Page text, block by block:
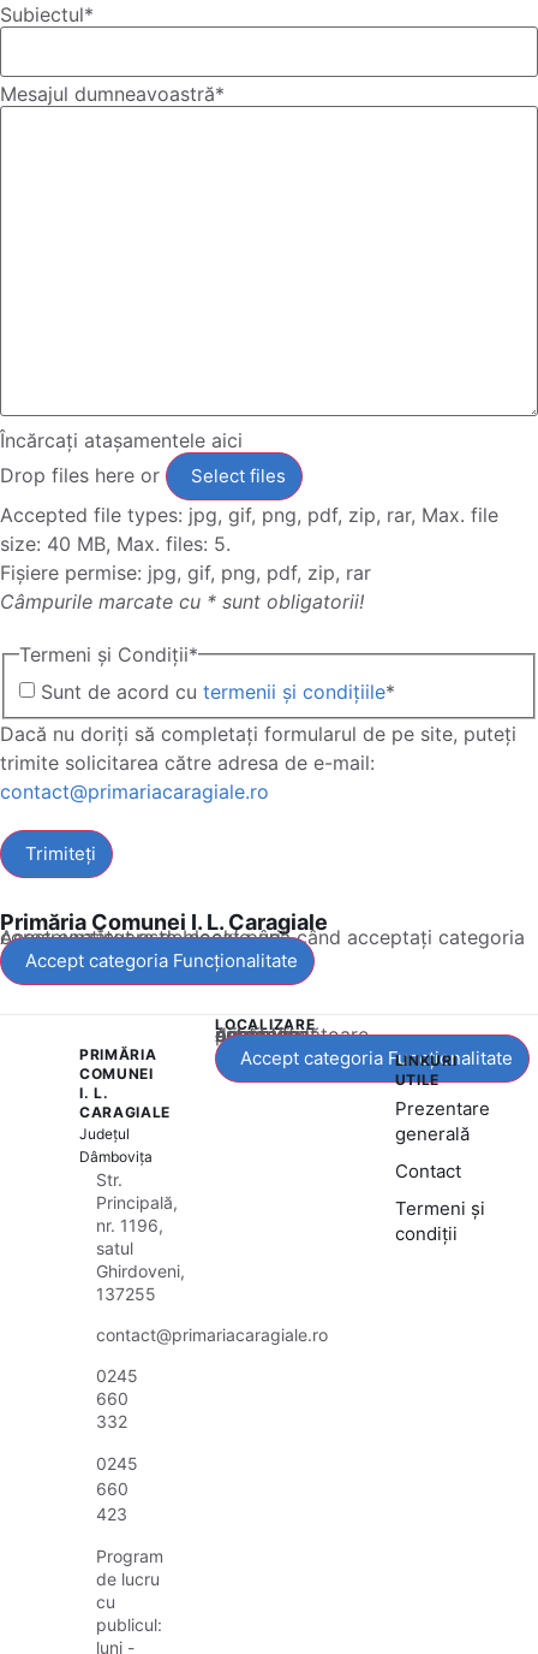
Subiectul*
Mesajul dumneavoastră*
Încărcați atașamentele aici
Drop files here or
Select files
Accepted file types: jpg, gif, png, pdf, zip, rar, Max. file
size: 40 MB, Max. files: 5.
Fișiere permise: jpg, gif, png, pdf, zip, rar
Câmpurile marcate cu * sunt obligatorii!
Termeni și Condiții*
Sunt de acord cu termenii și condițiile*
Dacă nu doriți să completați formularul de pe site, puteți
trimite solicitarea către adresa de e-mail:
contact@primariacaragiale.ro
Primăria Comunei I. L. Caragiale
Acest conținut este blocat până când acceptați categoria corespunzătoare de cookie-uri.
Accept categoria Funcționalitate
PRIMĂRIA
COMUNEI
I. L.
CARAGIALE
Județul
Dâmbovița
Str.
Principală,
nr. 1196,
satul
Ghirdoveni,
137255
contact@primariacaragiale.ro
0245
660
332
0245
660
423
Program
de lucru
cu
publicul:
luni -
LOCALIZARE
Acest conținut este blocat până când acceptați categoria corespunzătoare de cookie-uri.
Accept categoria Funcționalitate
LINKURI
UTILE
Prezentare
generală
Contact
Termeni și
condiții